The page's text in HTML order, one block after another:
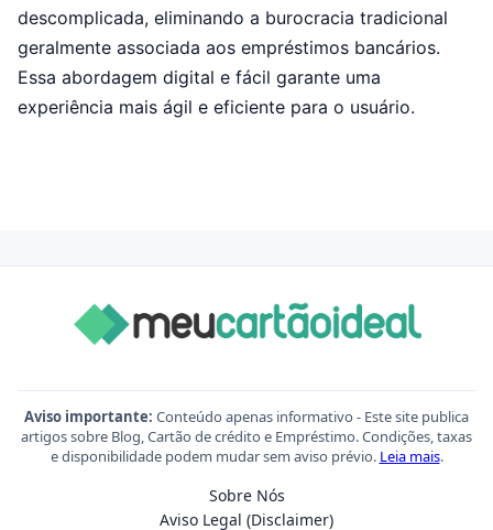
descomplicada, eliminando a burocracia tradicional
geralmente associada aos empréstimos bancários.
Essa abordagem digital e fácil garante uma
experiência mais ágil e eficiente para o usuário.
Aviso importante: Conteúdo apenas informativo - Este site publica
artigos sobre Blog, Cartão de crédito e Empréstimo. Condições, taxas
e disponibilidade podem mudar sem aviso prévio. Leia mais.
Sobre Nós
Aviso Legal (Disclaimer)